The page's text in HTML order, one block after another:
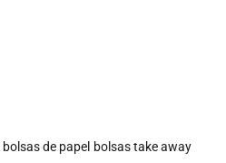
bolsas de papel bolsas take away